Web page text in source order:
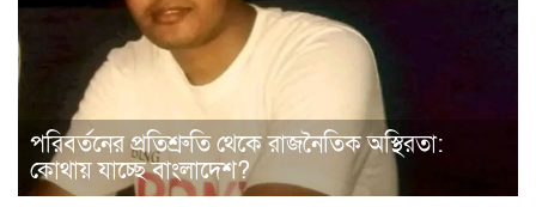
পরিবর্তনের প্রতিশ্রুতি থেকে রাজনৈতিক অস্থিরতা:
কোথায় যাচ্ছে বাংলাদেশ?